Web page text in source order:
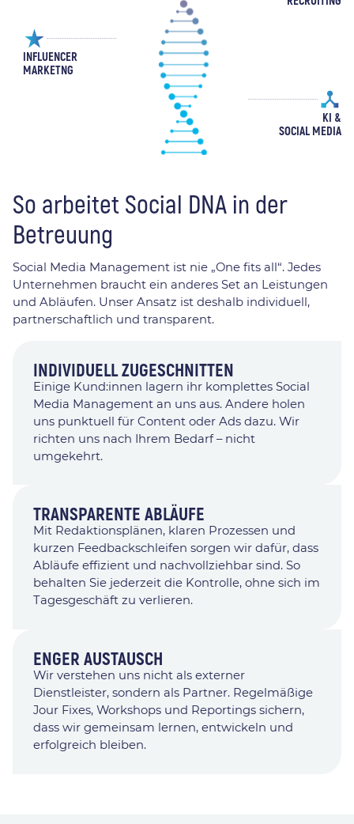
INFLUENCER
MARKETNG
KI &
SOCIAL MEDIA
So arbeitet Social DNA in der
Betreuung
Social Media Management ist nie „One fits all“. Jedes
Unternehmen braucht ein anderes Set an Leistungen
und Abläufen. Unser Ansatz ist deshalb individuell,
partnerschaftlich und transparent.
INDIVIDUELL ZUGESCHNITTEN
Einige Kund:innen lagern ihr komplettes Social
Media Management an uns aus. Andere holen
uns punktuell für Content oder Ads dazu. Wir
richten uns nach Ihrem Bedarf – nicht
umgekehrt.
TRANSPARENTE ABLÄUFE
Mit Redaktionsplänen, klaren Prozessen und
kurzen Feedbackschleifen sorgen wir dafür, dass
Abläufe effizient und nachvollziehbar sind. So
behalten Sie jederzeit die Kontrolle, ohne sich im
Tagesgeschäft zu verlieren.
ENGER AUSTAUSCH
Wir verstehen uns nicht als externer
Dienstleister, sondern als Partner. Regelmäßige
Jour Fixes, Workshops und Reportings sichern,
dass wir gemeinsam lernen, entwickeln und
erfolgreich bleiben.